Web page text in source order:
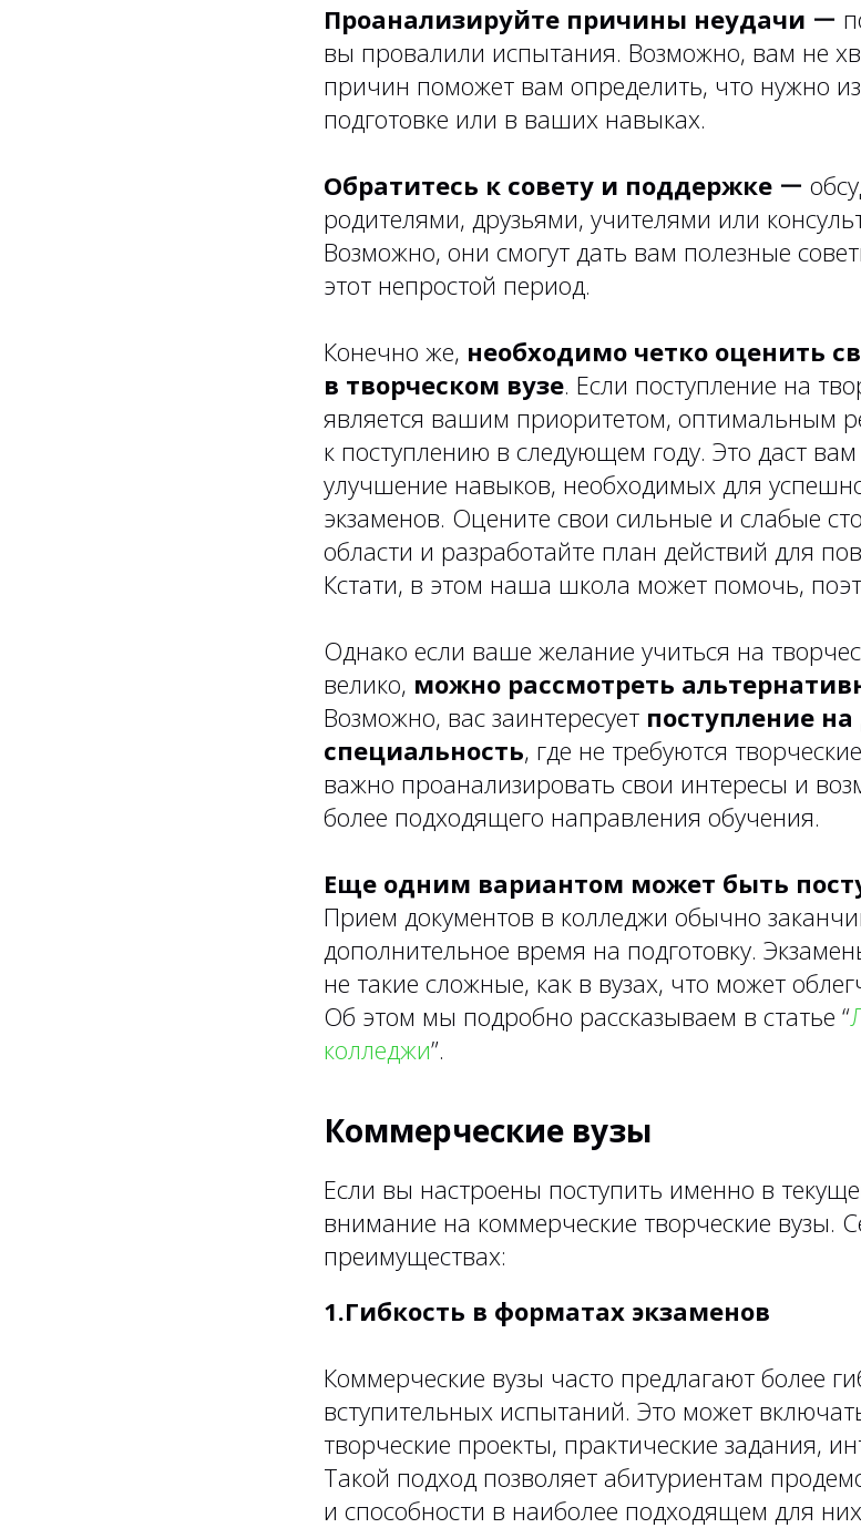
Проанализируйте причины неудачи ー
вы провалили испытания. Возможно, вам не
причин поможет вам определить, что нужно
подготовке или в ваших навыках.
Обратитесь к совету и поддержке ー
родителями, друзьями, учителями или
Возможно, они смогут дать вам полезные
этот непростой период.
Конечно же, необходимо четко оценить
в творческом вузе. Если поступление на
является вашим приоритетом, оптимальным
к поступлению в следующем году. Это даст
улучшение навыков, необходимых для
экзаменов. Оцените свои сильные и слабые
области и разработайте план действий для
Кстати, в этом наша школа может помочь,
Однако если ваше желание учиться на
велико, можно рассмотреть
Возможно, вас заинтересует поступление
специальность, где не требуются
важно проанализировать свои интересы и
более подходящего направления обучения.
Еще одним вариантом может быть
Прием документов в колледжи обычно
дополнительное время на подготовку.
не такие сложные, как в вузах, что может
Об этом мы подробно рассказываем в статье “
колледжи”.
Коммерческие вузы
Если вы настроены поступить именно в
внимание на коммерческие творческие вузы.
преимуществах:
1.Гибкость в форматах экзаменов
Коммерческие вузы часто предлагают более
вступительных испытаний. Это может
творческие проекты, практические задания,
Такой подход позволяет абитуриентам
и способности в наиболее подходящем для